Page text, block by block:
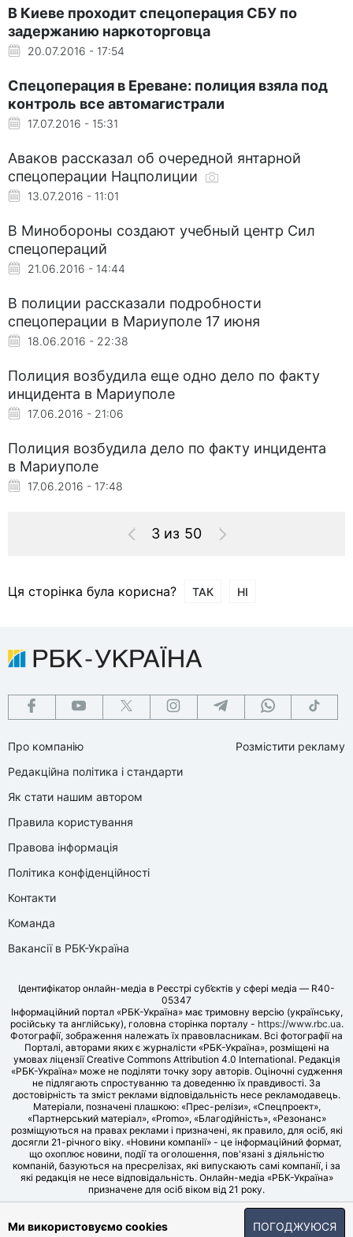
В Киеве проходит спецоперация СБУ по
задержанию наркоторговца
20.07.2016 - 17:54
Спецоперация в Ереване: полиция взяла под
контроль все автомагистрали
17.07.2016 - 15:31
Аваков рассказал об очередной янтарной
спецоперации Нацполиции
13.07.2016 - 11:01
В Минобороны создают учебный центр Сил
спецопераций
21.06.2016 - 14:44
В полиции рассказали подробности
спецоперации в Мариуполе 17 июня
18.06.2016 - 22:38
Полиция возбудила еще одно дело по факту
инцидента в Мариуполе
17.06.2016 - 21:06
Полиция возбудила дело по факту инцидента
в Мариуполе
17.06.2016 - 17:48
3 из 50
Ця сторінка була корисна? ТАК НІ
Про компанію
Редакційна політика і стандарти
Як стати нашим автором
Правила користування
Правова інформація
Політика конфіденційності
Контакти
Команда
Вакансії в РБК-Україна
Розмістити рекламу
Ідентифікатор онлайн-медіа в Реєстрі суб’єктів у сфері медіа — R40-
05347
Інформаційний портал «РБК-Україна» має тримовну версію (українську,
російську та англійську), головна сторінка порталу - https://www.rbc.ua.
Фотографії, зображення належать їх правовласникам. Всі фотографії на
Порталі, авторами яких є журналісти «РБК-Україна», розміщені на
умовах ліцензії Creative Commons Attribution 4.0 International. Редакція
«РБК-Україна» може не поділяти точку зору авторів. Оціночні судження
не підлягають спростуванню та доведенню їх правдивості. За
достовірність та зміст реклами відповідальність несе рекламодавець.
Матеріали, позначені плашкою: «Прес-релізи», «Спецпроект»,
«Партнерський матеріал», «Promo», «Благодійність», «Резонанс»
розміщуються на правах реклами і призначені, як правило, для осіб, які
досягли 21-річного віку. «Новини компанії» - це інформаційний формат,
що охоплює новини, події та оголошення, пов'язані з діяльністю
компаній, базуються на пресрелізах, які випускають самі компанії, і за
які редакція не несе відповідальність. Онлайн-медіа «РБК-Україна»
призначене для осіб віком від 21 року.
© LLC «UBT MEDIA», 2006-2026.
Ми використовуємо cookies ПОГОДЖУЮСЯ